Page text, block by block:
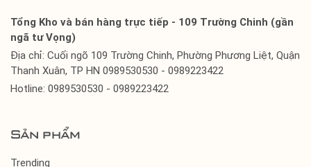
Tổng Kho và bán hàng trực tiếp - 109 Trường Chinh (gần
ngã tư Vọng)
Địa chỉ: Cuối ngõ 109 Trường Chinh, Phường Phương Liệt, Quận
Thanh Xuân, TP HN 0989530530 - 0989223422
Hotline: 0989530530 - 0989223422
Sản phẩm
Trending